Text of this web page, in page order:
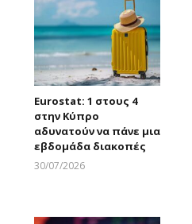
Eurostat: 1 στους 4
στην Κύπρο
αδυνατούν να πάνε μια
εβδομάδα διακοπές
30/07/2026